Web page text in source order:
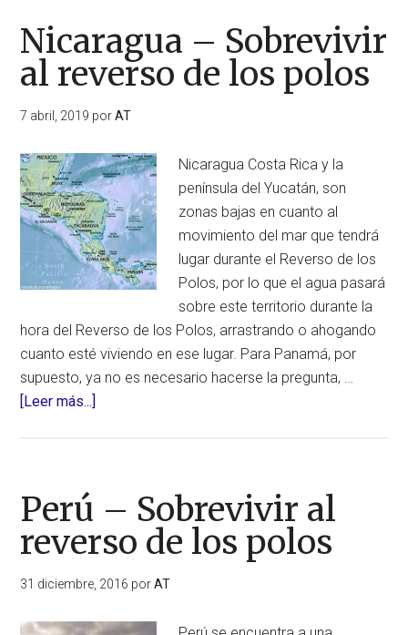
al
reverso
Nicaragua – Sobrevivir
al reverso de los polos
7 abril, 2019 porAT
Nicaragua Costa Rica y la
península del Yucatán, son
zonas bajas en cuanto al
movimiento del mar que tendrá
lugar durante el Reverso de los
Polos, por lo que el agua pasará
sobre este territorio durante la
hora del Reverso de los Polos, arrastrando o ahogando
cuanto esté viviendo en ese lugar. Para Panamá, por
supuesto, ya no es necesario hacerse la pregunta, …
[Leer más...]
Sobrevivir
reverso
los
Perú – Sobrevivir al
reverso de los polos
31 diciembre, 2016 porAT